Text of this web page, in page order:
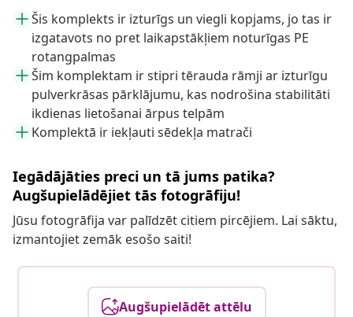
Šis komplekts ir izturīgs un viegli kopjams, jo tas ir
izgatavots no pret laikapstākļiem noturīgas PE
rotangpalmas
Šim komplektam ir stipri tērauda rāmji ar izturīgu
pulverkrāsas pārklājumu, kas nodrošina stabilitāti
ikdienas lietošanai ārpus telpām
Komplektā ir iekļauti sēdekļa matrači
Iegādājāties preci un tā jums patika?
Augšupielādējiet tās fotogrāfiju!
Jūsu fotogrāfija var palīdzēt citiem pircējiem. Lai sāktu,
izmantojiet zemāk esošo saiti!
Augšupielādēt attēlu